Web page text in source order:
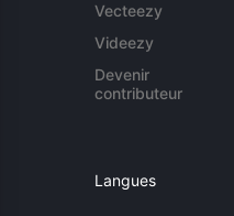
Vecteezy
Videezy
Devenir
contributeur
Langues